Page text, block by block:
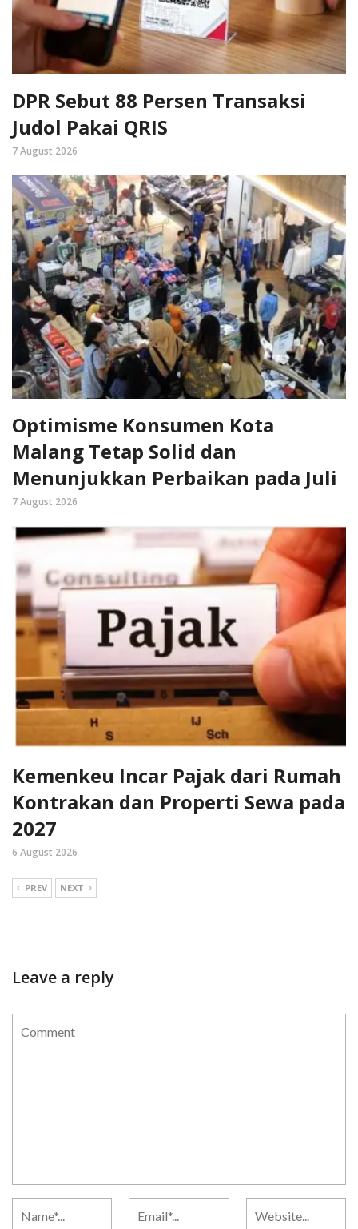
DPR Sebut 88 Persen Transaksi
Judol Pakai QRIS
7 August 2026
Optimisme Konsumen Kota
Malang Tetap Solid dan
Menunjukkan Perbaikan pada Juli
7 August 2026
Kemenkeu Incar Pajak dari Rumah
Kontrakan dan Properti Sewa pada
2027
6 August 2026
PREV NEXT
Leave a reply